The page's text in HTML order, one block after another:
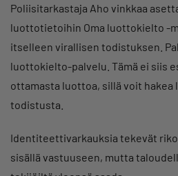
Poliisitarkastaja Aho vinkkaa
luottotietoihin Oma luottokielto -
itselleen virallisen todistuksen.
luottokielto-palvelu. Tämä ei siis
ottamasta luottoa, sillä voit hakea
todistusta.
Identiteettivarkauksia tekevät
sisällä vastuuseen, mutta